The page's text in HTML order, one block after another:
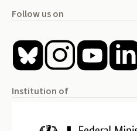
Follow us on
Institution of